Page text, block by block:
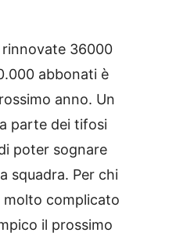
36000
abbonati è
anno. Un
parte dei tifosi
poter sognare
squadra. Per chi
molto complicato
il prossimo